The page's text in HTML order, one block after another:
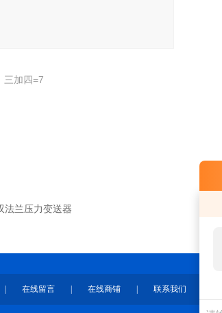
三加四=7
法兰压力变送器
在线留言 在线商铺 联系我们